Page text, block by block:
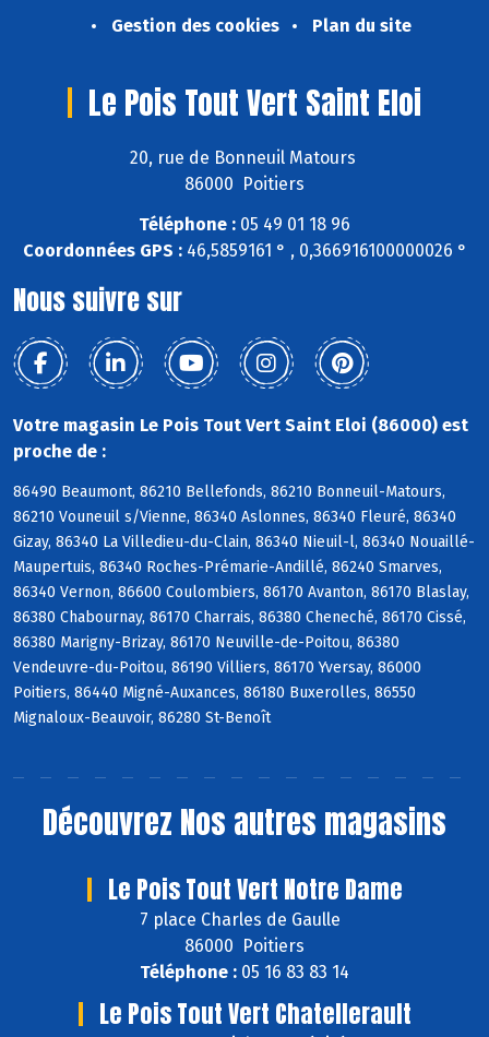
Gestion des cookies
Plan du site
Le Pois Tout Vert Saint Eloi
20, rue de Bonneuil Matours
86000 Poitiers
Téléphone : 05 49 01 18 96
Coordonnées GPS :46,5859161 ° , 0,366916100000026 °
Nous suivre sur
Votre magasin Le Pois Tout Vert Saint Eloi (86000) est
proche de :
86490 Beaumont, 86210 Bellefonds, 86210 Bonneuil-Matours,
86210 Vouneuil s/Vienne, 86340 Aslonnes, 86340 Fleuré, 86340
Gizay, 86340 La Villedieu-du-Clain, 86340 Nieuil-l, 86340 Nouaillé-
Maupertuis, 86340 Roches-Prémarie-Andillé, 86240 Smarves,
86340 Vernon, 86600 Coulombiers, 86170 Avanton, 86170 Blaslay,
86380 Chabournay, 86170 Charrais, 86380 Cheneché, 86170 Cissé,
86380 Marigny-Brizay, 86170 Neuville-de-Poitou, 86380
Vendeuvre-du-Poitou, 86190 Villiers, 86170 Yversay, 86000
Poitiers, 86440 Migné-Auxances, 86180 Buxerolles, 86550
Mignaloux-Beauvoir, 86280 St-Benoît
Découvrez Nos autres magasins
Le Pois Tout Vert Notre Dame
7 place Charles de Gaulle
86000 Poitiers
Téléphone : 05 16 83 83 14
Le Pois Tout Vert Chatellerault